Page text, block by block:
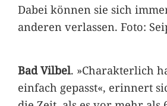
Dabei können sie sich
anderen verlassen. Foto:
Bad Vilbel. »Charakterlich
einfach gepasst«, erinnert